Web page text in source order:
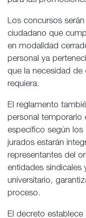
Los concursos
ciudadano que
en modalidad
personal ya
que la necesidad de
requiera.
El reglamento
personal temporario
específico según
jurados estarán
representantes del
entidades sindicales
universitario,
proceso.
El decreto